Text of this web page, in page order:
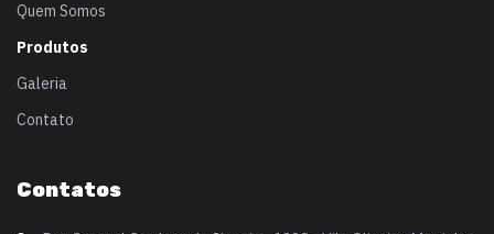
Quem Somos
Produtos
Galeria
Contato
Contatos